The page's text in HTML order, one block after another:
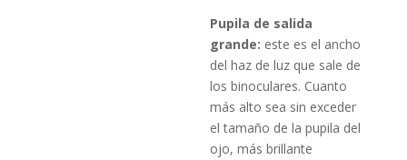
Pupila de salida
grande: este es el ancho
del haz de luz que sale de
los binoculares. Cuanto
más alto sea sin exceder
el tamaño de la pupila del
ojo, más brillante